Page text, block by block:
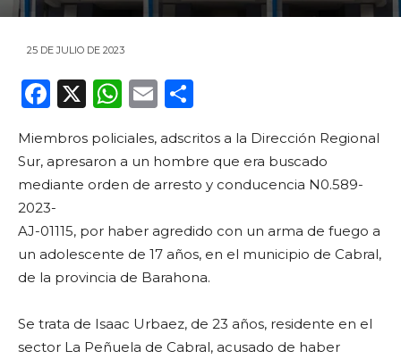
25 DE JULIO DE 2023
F
c
e
b
o
o
k
X
W
a
ts
p
p
E
ai
l
m
p
ti
r
Miembros policiales, adscritos a la Dirección Regional
Sur, apresaron a un hombre que era buscado
mediante orden de arresto y conducencia N0.589-
2023-
AJ-01115, por haber agredido con un arma de fuego a
un adolescente de 17 años, en el municipio de Cabral,
de la provincia de Barahona.
Se trata de Isaac Urbaez, de 23 años, residente en el
sector La Peñuela de Cabral, acusado de haber